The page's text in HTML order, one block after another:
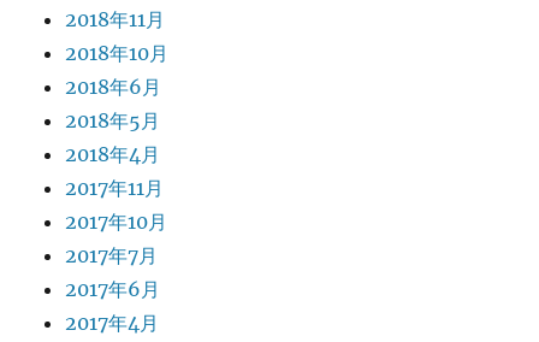
2018年11月
2018年10月
2018年6月
2018年5月
2018年4月
2017年11月
2017年10月
2017年7月
2017年6月
2017年4月